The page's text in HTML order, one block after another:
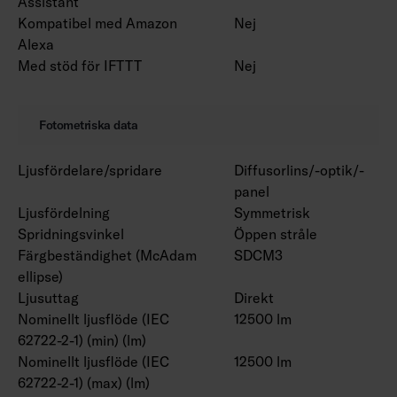
Kompatibel med Amazon
Alexa
Nej
Med stöd för IFTTT Nej
Fotometriska data
Ljusfördelare/spridare
Diffusorlins/-optik/-
panel
Ljusfördelning
Symmetrisk
Spridningsvinkel
Öppen stråle
Färgbeständighet (McAdam
ellipse)
SDCM3
Ljusuttag
Direkt
Nominellt ljusflöde (IEC
62722-2-1) (min) (lm)
12500 lm
Nominellt ljusflöde (IEC
62722-2-1) (max) (lm)
12500 lm